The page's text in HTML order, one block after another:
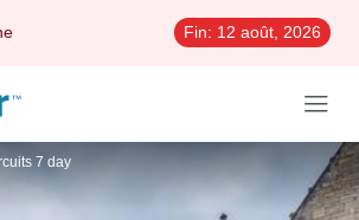
Fin: 12 août, 2026
7 day